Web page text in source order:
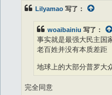
Lilyamao 写了：
woaibainiu 写了：
事实就是最强大民主国
老百姓并没有本质差距
地球上的大部分普罗大
完全同意